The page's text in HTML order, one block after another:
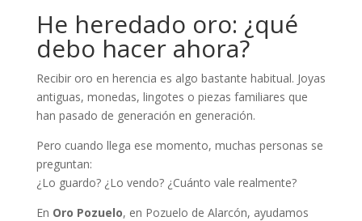
He heredado oro: ¿qué
debo hacer ahora?
Recibir oro en herencia es algo bastante habitual. Joyas
antiguas, monedas, lingotes o piezas familiares que
han pasado de generación en generación.
Pero cuando llega ese momento, muchas personas se
preguntan:
¿Lo guardo? ¿Lo vendo? ¿Cuánto vale realmente?
En Oro Pozuelo, en Pozuelo de Alarcón, ayudamos